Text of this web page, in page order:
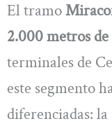
El tramo
2.000 metros
terminales de
este segmento
diferenciadas: la